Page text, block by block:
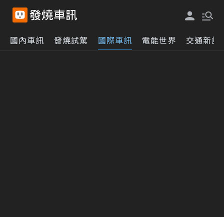
國內車訊 發燒試駕 國際車訊 電能世界 交通新訊